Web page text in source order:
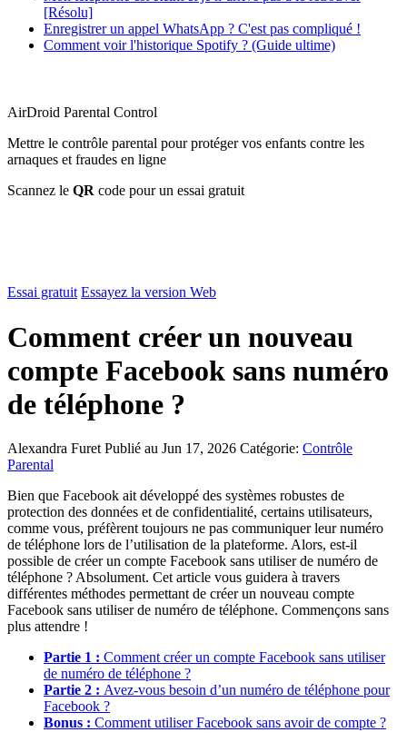
[Résolu]
Enregistrer un appel WhatsApp ? C'est pas compliqué !
Comment voir l'historique Spotify ? (Guide ultime)
AirDroid Parental Control
Mettre le contrôle parental pour protéger vos enfants contre les
arnaques et fraudes en ligne
Scannez le QR code pour un essai gratuit
Essai gratuit Essayez la version Web
Comment créer un nouveau
compte Facebook sans numéro
de téléphone ?
Alexandra Furet Publié au Jun 17, 2026 Catégorie: Contrôle
Parental
Bien que Facebook ait développé des systèmes robustes de
protection des données et de confidentialité, certains utilisateurs,
comme vous, préfèrent toujours ne pas communiquer leur numéro
de téléphone lors de l’utilisation de la plateforme. Alors, est-il
possible de créer un compte Facebook sans utiliser de numéro de
téléphone ? Absolument. Cet article vous guidera à travers
différentes méthodes permettant de créer un nouveau compte
Facebook sans utiliser de numéro de téléphone. Commençons sans
plus attendre !
Partie 1 : Comment créer un compte Facebook sans utiliser
de numéro de téléphone ?
Partie 2 : Avez-vous besoin d’un numéro de téléphone pour
Facebook ?
Bonus : Comment utiliser Facebook sans avoir de compte ?